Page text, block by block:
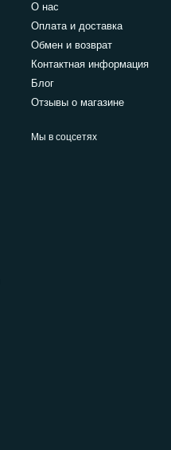
О нас
Оплата и доставка
Обмен и возврат
Контактная информация
Блог
Отзывы о магазине
Мы в соцсетях